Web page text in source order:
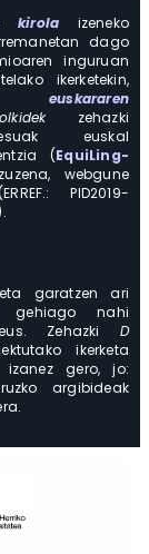
kirola
izeneko
dago
inguruan
ikerketekin,
euskararen
zehazki
euskal
(EquiLing-
webgune
PID2019-
garatzen ari
gehiago nahi
Zehazki D
ikerketa
gero, jo:
argibideak